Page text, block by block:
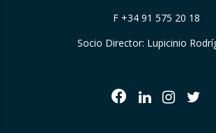
F +34 91 575 20 18
Socio Director: Lupicinio